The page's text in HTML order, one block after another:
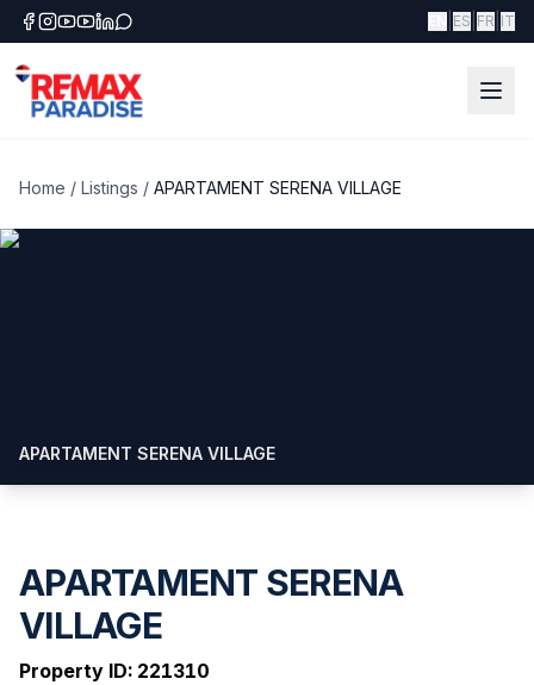
ES FR IT
Home / Listings / APARTAMENT SERENA VILLAGE
APARTAMENT SERENA VILLAGE
APARTAMENT SERENA
VILLAGE
Property ID: 221310